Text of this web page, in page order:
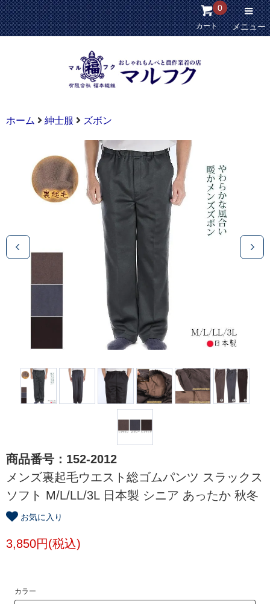
カート
0
メニュー
ホーム 紳士服 ズボン
商品番号：152-2012
メンズ裏起毛ウエスト総ゴムパンツ スラックス
ソフト M/L/LL/3L 日本製 シニア あったか 秋冬
お気に入り
3,850円(税込)
カラー